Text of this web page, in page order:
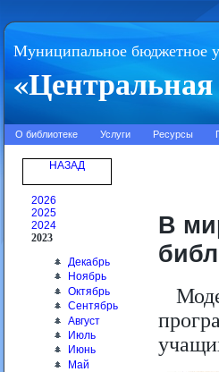
Муниципальное бюджетное
«Центральная
О библиотеке Услуги Ресурсы
НАЗАД
2026
2025
2024
2023
Декабрь
Ноябрь
Октябрь
Сентябрь
Август
Июль
Июнь
Май
В